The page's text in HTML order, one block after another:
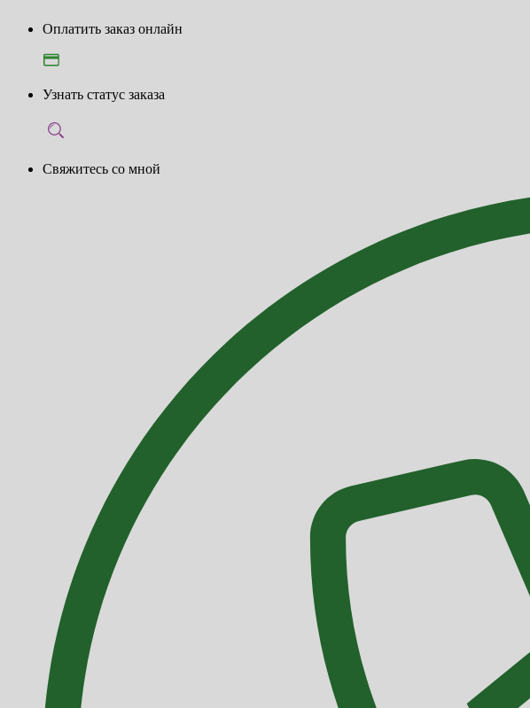
Оплатить заказ онлайн
Узнать статус заказа
Свяжитесь со мной